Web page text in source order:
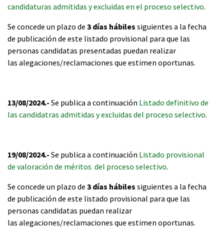
candidaturas admitidas y excluidas en el proceso selectivo.
Se concede un plazo de 3 días hábiles siguientes a la fecha
de publicación de este listado provisional para que las
personas candidatas presentadas puedan realizar
las alegaciones/reclamaciones que estimen oportunas.
13/08/2024.- Se publica a continuación Listado definitivo de
las candidatras admitidas y excluidas del proceso selectivo.
19/08/2024.- Se publica a continuación Listado provisional
de valoración de méritos del proceso selectivo.
Se concede un plazo de 3 días hábiles siguientes a la fecha
de publicación de este listado provisional para que las
personas candidatas puedan realizar
las alegaciones/reclamaciones que estimen oportunas.